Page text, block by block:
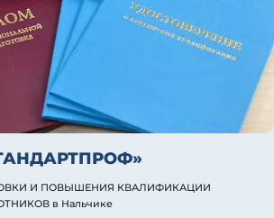
И ПОВЫШЕНИЯ КВАЛИФИКАЦИИ
в Нальчике